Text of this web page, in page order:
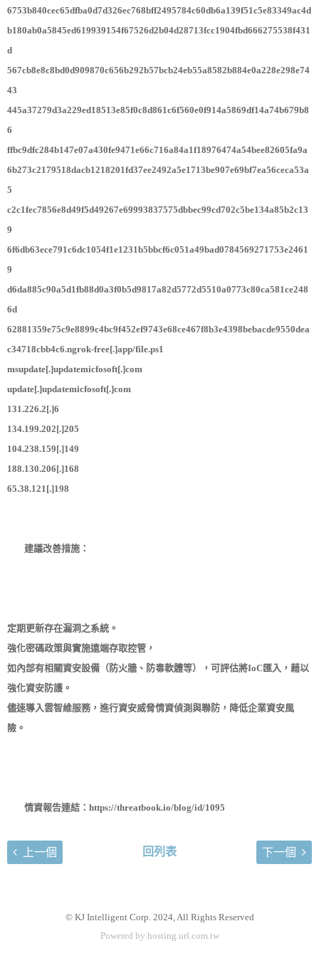
6753b840cec65dfba0d7d326ec768bff2495784c60db6a139f51c5e83349ac4d
b180ab0a5845ed619939154f67526d2b04d28713fcc1904fbd666275538f431
d
567cb8e8c8bd0d909870c656b292b57bcb24eb55a8582b884e0a228e298e74
43
445a37279d3a229ed18513e85f0c8d861c6f560e0f914a5869df14a74b679b8
6
ffbc9dfc284b147e07a430fe9471e66c716a84a1f18976474a54bee82605fa9a
6b273c2179518dacb1218201fd37ee2492a5e1713be907e69bf7ea56ceca53a
5
c2c1fec7856e8d49f5d49267e69993837575dbbec99cd702c5be134a85b2c13
9
6f6db63ece791c6dc1054f1e1231b5bbcf6c051a49bad0784569271753e2461
9
d6da885c90a5d1fb88d0a3f0b5d9817a82d5772d5510a0773c80ca581ce248
6d
62881359e75c9e8899c4bc9f452ef9743e68ce467f8b3e4398bebacde9550dea
c34718cbb4c6.ngrok-free[.]app/file.ps1
msupdate[.]updatemicfosoft[.]com
update[.]updatemicfosoft[.]com
131.226.2[.]6
134.199.202[.]205
104.238.159[.]149
188.130.206[.]168
65.38.121[.]198
建議改善措施：
定期更新存在漏洞之系統。
強化密碼政策與實施遠端存取控管，
如內部有相關資安設備（防火牆、防毒軟體等），可評估將IoC匯入，藉以
強化資安防護。
儘速導入雲智維服務，進行資安威脅情資偵測與聯防，降低企業資安風
險。
情資報告連結：https://threatbook.io/blog/id/1095
上一個 回列表 下一個
© KJ Intelligent Corp. 2024, All Rights Reserved
Powered by hosting.url.com.tw